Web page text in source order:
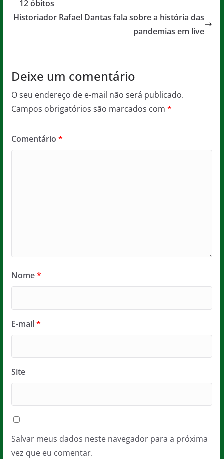
o p e
12 óbitos​
Historiador Rafael Dantas fala sobre a história das
pandemias em live
Deixe um comentário
O seu endereço de e-mail não será publicado.
Campos obrigatórios são marcados com *
Comentário *
Nome*
E-mail*
Site
Salvar meus dados neste navegador para a próxima
vez que eu comentar.